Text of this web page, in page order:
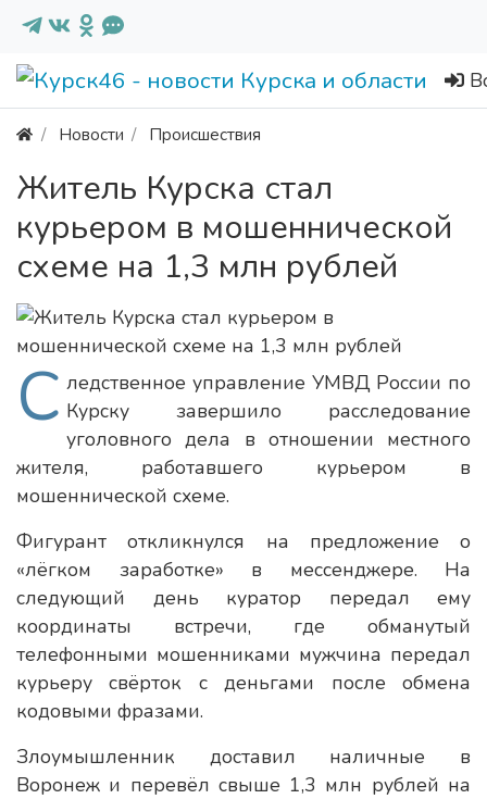
Новости Происшествия
Житель Курска стал
курьером в мошеннической
схеме на 1,3 млн рублей
С ледственное управление УМВД России по
Курску завершило расследование
уголовного дела в отношении местного
жителя, работавшего курьером в
мошеннической схеме.
Фигурант откликнулся на предложение о
«лёгком заработке» в мессенджере. На
следующий день куратор передал ему
координаты встречи, где обманутый
телефонными мошенниками мужчина передал
курьеру свёрток с деньгами после обмена
кодовыми фразами.
Злоумышленник доставил наличные в
Воронеж и перевёл свыше 1,3 млн рублей на